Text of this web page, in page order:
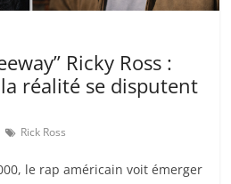
Ricky Ross :
réalité se disputent
Rick Ross
le rap américain voit émerger